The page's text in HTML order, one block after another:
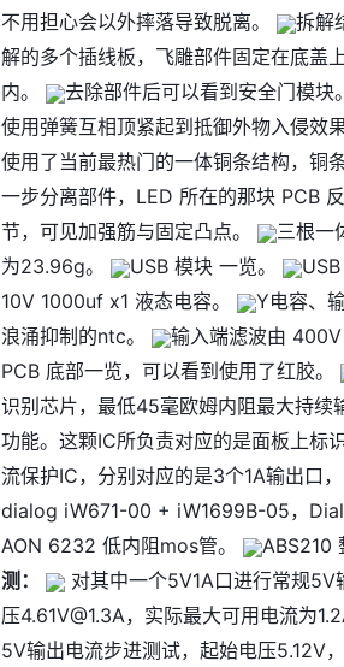
不用担心会以外摔落导致脱离。
拆解
解的多个插线板，飞雕部件固定在底盖
内。
去除部件后可以看到安全门模块
使用弹簧互相顶紧起到抵御外物入侵效
使用了当前最热门的一体铜条结构，铜
一步分离部件，LED 所在的那块 PCB
节，可见加强筋与固定凸点。
三根一
为23.96g。
USB 模块 一览。
10V 1000uf x1 液态电容。
Y电容、
浪涌抑制的ntc。
输入端滤波由
PCB 底部一览，可以看到使用了红胶。
识别芯片，最低45毫欧姆内阻最大持
功能。这颗IC所负责对应的是面板上标
流保护IC，分别对应的是3个1A输出口
dialog iW671-00 + iW1699B-05，
AON 6232 低内阻mos管。
ABS210
测：
对其中一个5V1A口进行常规
压4.61V@1.3A，实际最大可用电流为
5V输出电流步进测试，起始电压5.12V